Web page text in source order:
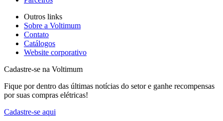
Outros links
Sobre a Voltimum
Contato
Catálogos
Website corporativo
Cadastre-se na Voltimum
Fique por dentro das últimas notícias do setor e ganhe recompensas
por suas compras elétricas!
Cadastre-se aqui